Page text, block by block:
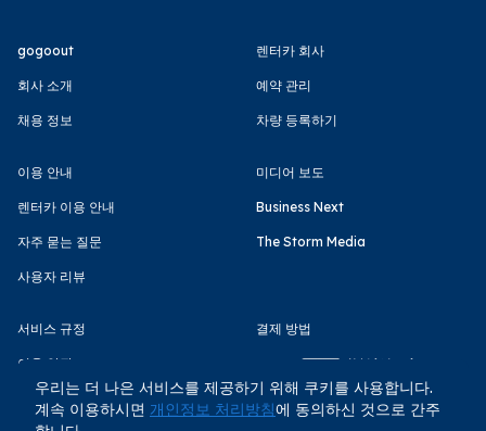
gogoout
회사 소개
채용 정보
렌터카 회사
예약 관리
차량 등록하기
이용 안내
렌터카 이용 안내
자주 묻는 질문
사용자 리뷰
미디어 보도
Business Next
The Storm Media
서비스 규정
이용 약관
개인정보 처리방침
결제 방법
우리는 더 나은 서비스를 제공하기 위해 쿠키를 사용합니다.
계속 이용하시면 개인정보 처리방침에 동의하신 것으로 간주